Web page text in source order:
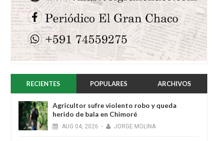
RECIENTES POPULARES ARCHIVOS
Agricultor sufre violento robo y queda
herido de bala en Chimoré
AUG 04, 2026 - JORGE MOLINA